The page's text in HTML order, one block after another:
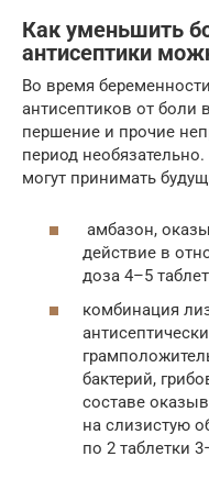
Как уменьшить
антисептики
Во время
антисептиков от боли
першение и прочие
период
могут принимать
амбазон,
действие в
доза 4–5
комбинация
бактерий,
составе
на слизистую
по 2 таблетки